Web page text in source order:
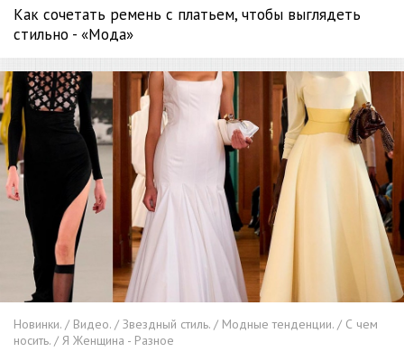
Как сочетать ремень с платьем, чтобы выглядеть
стильно - «Мода»
Новинки. / Видео. / Звездный стиль. / Модные тенденции. / С чем
носить. / Я Женщина - Разное